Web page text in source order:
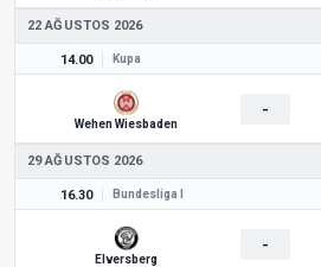
22 AĞUSTOS 2026
14.00 Kupa
Wehen Wiesbaden
-
29 AĞUSTOS 2026
16.30 Bundesliga I
Elversberg
-